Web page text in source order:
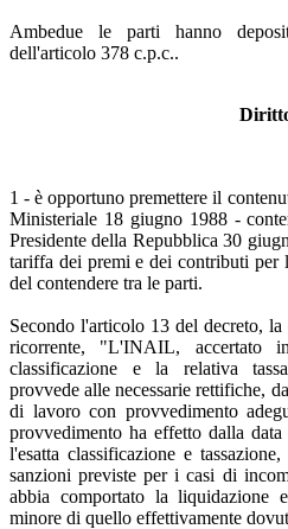
Ambedue le parti hanno
dell'articolo 378 c.p.c..
1 - è opportuno premettere il
Ministeriale 18 giugno 1988 -
Presidente della Repubblica 30
tariffa dei premi e dei contributi
del contendere tra le parti.
Secondo l'articolo 13 del decreto,
ricorrente, "L'INAIL, accertato
classificazione e la relativa
provvede alle necessarie rettifiche,
di lavoro con provvedimento
provvedimento ha effetto dalla
l'esatta classificazione e
sanzioni previste per i casi di
abbia comportato la liquidazione
minore di quello effettivamente